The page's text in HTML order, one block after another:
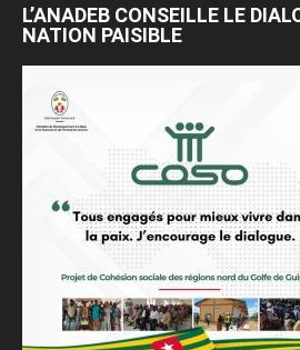
L’ANADEB CONSEILLE LE
NATION PAISIBLE